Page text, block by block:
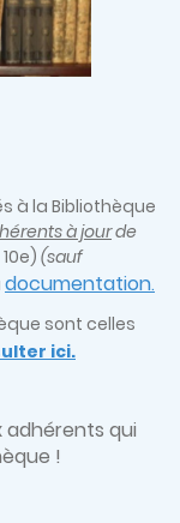
à la Bibliothèque
à jourde
(sauf
documentation.
sont celles
ici.
qui
!